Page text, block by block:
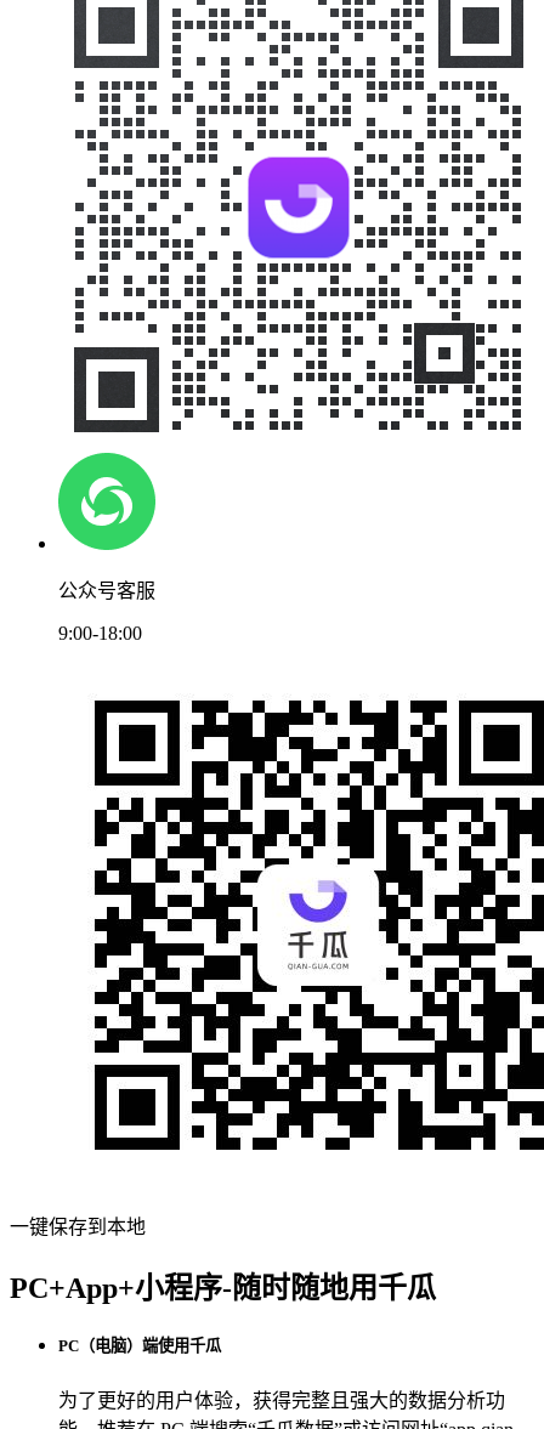
公众号客服
9:00-18:00
一键保存到本地
PC+App+小程序-随时随地用千瓜
PC（电脑）端使用千瓜
为了更好的用户体验，获得完整且强大的数据分析功